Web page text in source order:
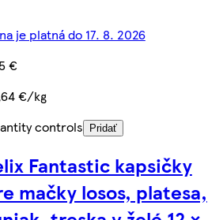
je platná do 17. 8. 2026
€
€/kg
controls
Pridať
Fantastic kapsičky
mačky losos, platesa,